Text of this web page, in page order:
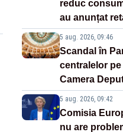
reduc
au anunțat
5 aug. 2026, 09:46
Scandal în
centralelor
Camera
5 aug. 2026, 09:42
Comisia
nu are